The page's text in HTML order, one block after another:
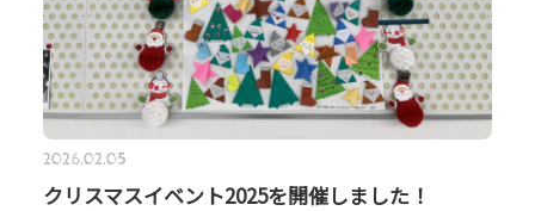
2026.02.05
クリスマスイベント2025を開催しました！